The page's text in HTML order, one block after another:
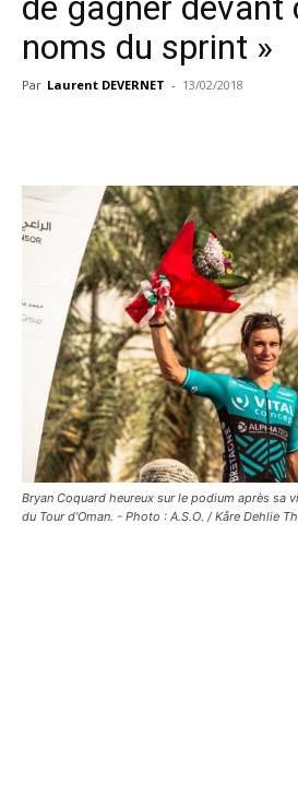
noms du sprint »
Par Laurent DEVERNET - 13/02/2018
Bryan Coquard heureux sur le podium après sa
du Tour d'Oman. - Photo : A.S.O. / Kåre Dehlie